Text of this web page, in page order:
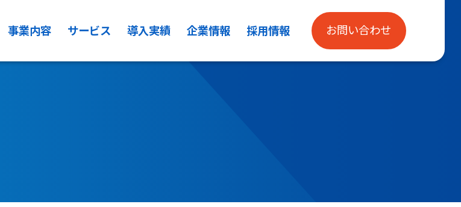
事業内容 サービス 導入実績 企業情報 採用情報 お問い合わせ